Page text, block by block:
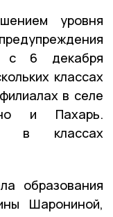
уровня
с 6 декабря
классах
в селе
и Пахарь.
в классах
образования
Шарониной,